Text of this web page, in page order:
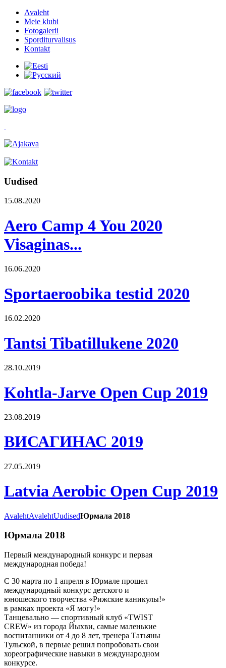
Avaleht
Meie klubi
Fotogalerii
Sporditurvalisus
Kontakt
Uudised
15.08.2020
Aero Camp 4 You 2020
Visaginas...
16.06.2020
Sportaeroobika testid 2020
16.02.2020
Tantsi Tibatillukene 2020
28.10.2019
Kohtla-Jarve Open Cup 2019
23.08.2019
ВИСАГИНАС 2019
27.05.2019
Latvia Aerobic Open Cup 2019
AvalehtAvalehtUudisedЮрмала 2018
Юрмала 2018
Первый международный конкурс и первая
международная победа!
С 30 марта по 1 апреля в Юрмале прошел
международный конкурс детского и
юношеского творчества «Рижские каникулы!»
в рамках проекта «Я могу!»
Танцевально — спортивный клуб «TWIST
CREW» из города Йыхви, самые маленькие
воспитанники от 4 до 8 лет, тренера Татьяны
Тульской, в первые решил попробовать свои
хореографические навыки в международном
конкурсе.